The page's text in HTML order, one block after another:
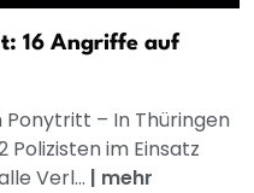
16 Angriffe auf
– In Thüringen
Polizisten im Einsatz
Verl... | mehr